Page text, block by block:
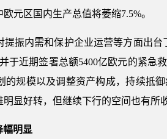
元区国内生产总值将萎缩7.5%。
振内需和保护企业运营等方面出
于近期签署总额5400亿欧元的紧急
的规模以及调整资产构成，持续抵
显好转，但继续下行的空间也有所收
幅明显